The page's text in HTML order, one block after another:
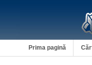
Prima pagină